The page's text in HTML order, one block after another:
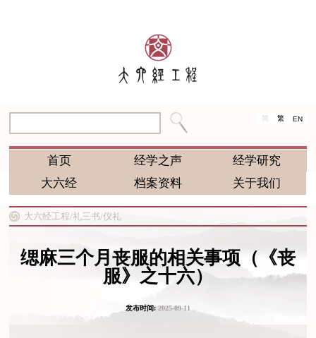
简 繁 EN
首页 经学之声
经学研究
大六经
档案资料 关于我们
大六经工程/礼三书/仪礼
缌麻三个月丧服的相关事项（《丧
服》之十六）
发布时间:2025-09-11